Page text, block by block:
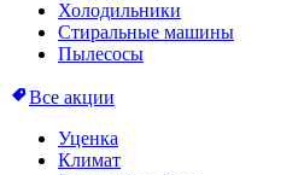
Холодильники
Стиральные машины
Пылесосы
Все акции
Уценка
Климат